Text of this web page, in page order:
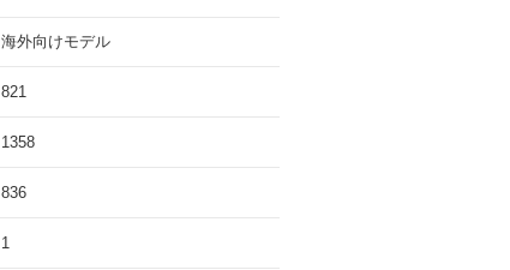
海外向けモデル
821
1358
836
1